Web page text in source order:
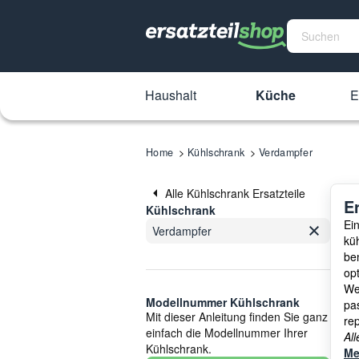
Haushalt Küche
Home Kühlschrank Verdampfer
Alle Kühlschrank Ersatzteile
Kühlschrank
Verdampfer
Modellnummer Kühlschrank
Mit dieser Anleitung finden Sie ganz
einfach die Modellnummer Ihrer
Kühlschrank.